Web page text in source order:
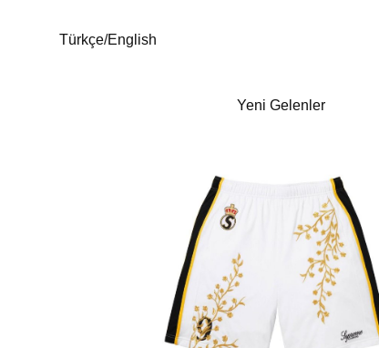
Türkçe/English
Yeni Gelenler